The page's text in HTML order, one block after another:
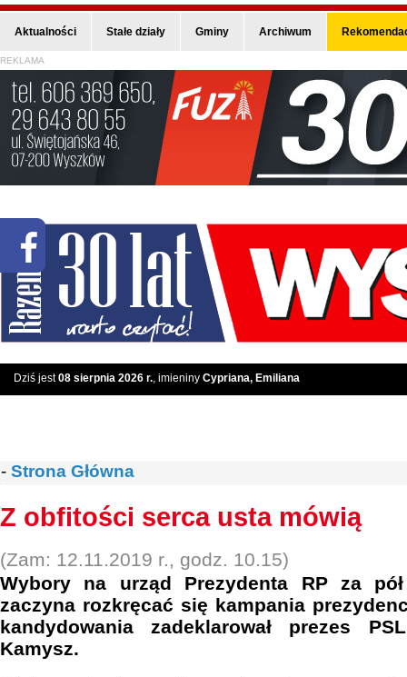
Aktualności Stałe działy Gminy Archiwum
REKLAMA
Dziś jest08 sierpnia 2026 r., imieniny Cypriana, Emiliana
- Strona Główna
Z obfitości serca usta mówią
(Zam: 12.11.2019 r., godz. 10.15)
Wybory na urząd Prezydenta RP za
zaczyna rozkręcać się kampania
kandydowania zadeklarował prezes
Kamysz.